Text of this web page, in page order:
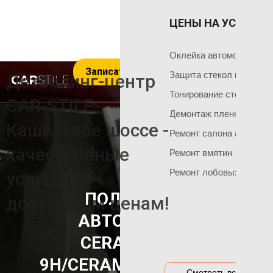
Записаться на услуги
Чем мы занимаемся
Команда мастеров
Социальные сети
Акция на тонировку
Акция на полировку
ГЛАВНАЯ
Оклейка
Оклейка
ОКЛЕЙКА
Оклейка
Оклейка
Оклейка
Оклейка
Оклейка
Оклейка автомобиля
Защита стекол пленкой
Ремонт салона
Ремонт вмятин
Ремонт лобовых стекол
Тонирование стекол
Демонтаж пленки
ЦЕНЫ НА УСЛУГИ
Детейлинг-центр
CAR-STILE
Каширское шоссе -
качественные
доступным ценам!
ПОЛИРОВКА
АВТОМОБИЛЯ
CERAMIC PRO
9H/CERAMIC PRO LIGHT